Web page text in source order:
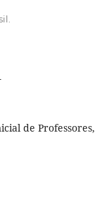
de Professores,